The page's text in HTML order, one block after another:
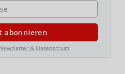
abonnieren
& Datenschutz